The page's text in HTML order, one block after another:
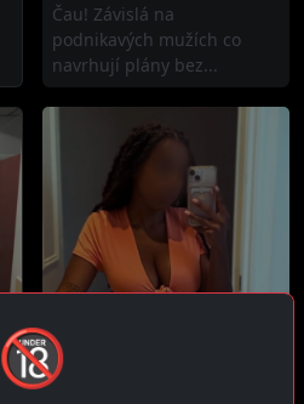
Čau! Závislá na
podnikavých mužích co
navrhují plány bez...
Patricie, 34 let
🔞